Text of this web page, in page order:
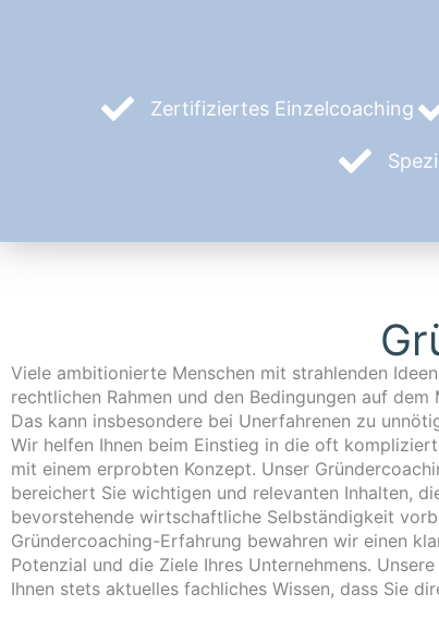
Zertifiziertes Einzelcoaching
Viele ambitionierte Menschen mit strahlenden
rechtlichen Rahmen und den Bedingungen auf
Das kann insbesondere bei Unerfahrenen zu
Wir helfen Ihnen beim Einstieg in die oft
mit einem erprobten Konzept. Unser
bereichert Sie wichtigen und relevanten Inhalten,
bevorstehende wirtschaftliche Selbständigkeit
Gründercoaching-Erfahrung bewahren wir einen
Potenzial und die Ziele Ihres Unternehmens.
Ihnen stets aktuelles fachliches Wissen, dass Sie
Sollten Sie über ein Aktivierungs- und
des Jobcenters oder der Agentur für Arbeit